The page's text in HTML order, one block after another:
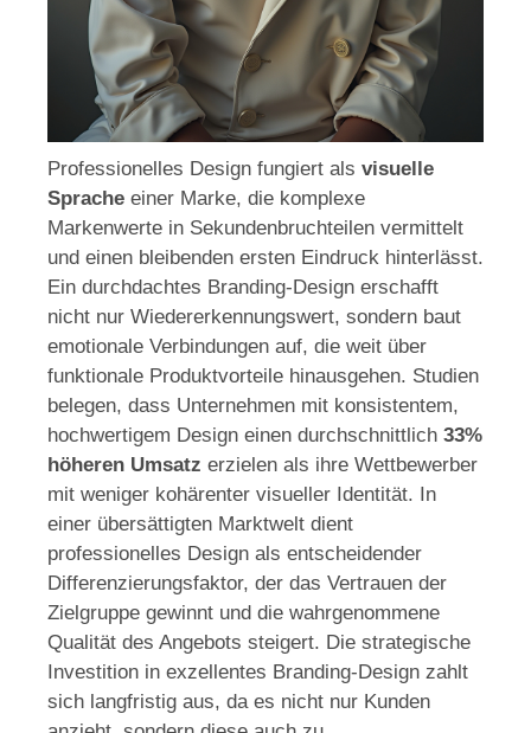
Professionelles Design fungiert als visuelle
Sprache einer Marke, die komplexe
Markenwerte in Sekundenbruchteilen vermittelt
und einen bleibenden ersten Eindruck hinterlässt.
Ein durchdachtes Branding-Design erschafft
nicht nur Wiedererkennungswert, sondern baut
emotionale Verbindungen auf, die weit über
funktionale Produktvorteile hinausgehen. Studien
belegen, dass Unternehmen mit konsistentem,
hochwertigem Design einen durchschnittlich 33%
höheren Umsatz erzielen als ihre Wettbewerber
mit weniger kohärenter visueller Identität. In
einer übersättigten Marktwelt dient
professionelles Design als entscheidender
Differenzierungsfaktor, der das Vertrauen der
Zielgruppe gewinnt und die wahrgenommene
Qualität des Angebots steigert. Die strategische
Investition in exzellentes Branding-Design zahlt
sich langfristig aus, da es nicht nur Kunden